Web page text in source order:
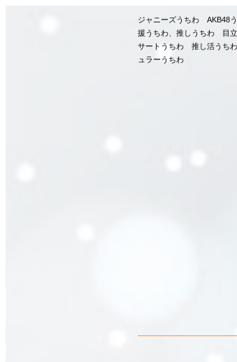
ジャニーズうちわ AKB48
援うちわ、推しうちわ 目
サートうちわ 推し活うち
ュラーうちわ